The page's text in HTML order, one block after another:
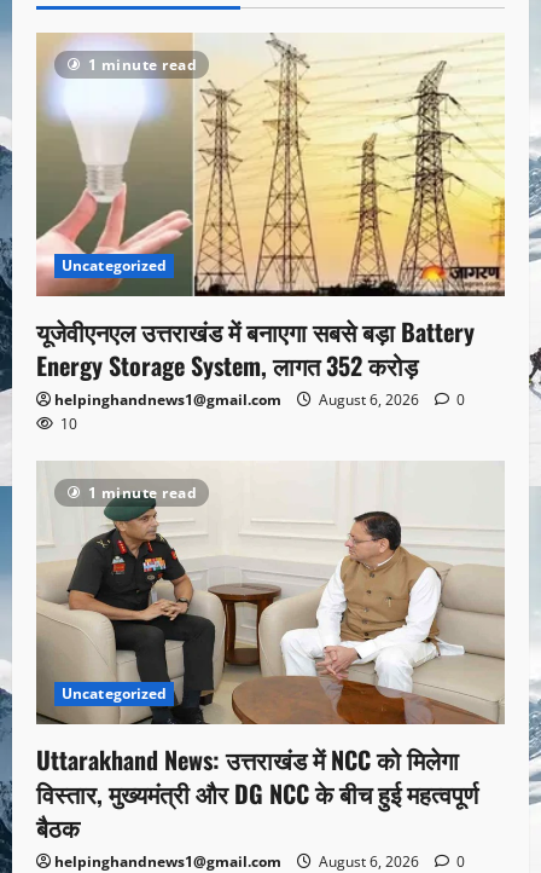
1 minute read
Uncategorized
यूजेवीएनएल उत्तराखंड में बनाएगा सबसे बड़ा Battery
Energy Storage System, लागत 352 करोड़
helpinghandnews1@gmail.com August 6, 2026
0
10
1 minute read
Uncategorized
Uttarakhand News: उत्तराखंड में NCC को मिलेगा
विस्तार, मुख्यमंत्री और DG NCC के बीच हुई महत्वपूर्ण
बैठक
helpinghandnews1@gmail.com August 6, 2026
0